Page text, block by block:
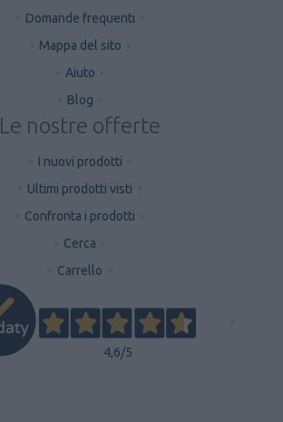
Domande frequenti
Mappa del sito
Aiuto
Blog
Le nostre offerte
I nuovi prodotti
Ultimi prodotti visti
Confronta i prodotti
Cerca
Carrello
4,6/5